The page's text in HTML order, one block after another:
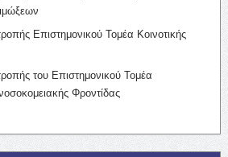
Επιστημονικού Τομέα Κοινοτικής
του Επιστημονικού Τομέα
Φροντίδας